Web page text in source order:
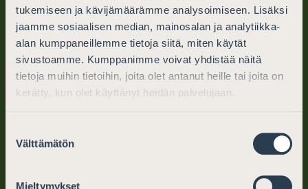
tukemiseen ja kävijämäärämme analysoimiseen. Lisäksi
jaamme sosiaalisen median, mainosalan ja analytiikka-
alan kumppaneillemme tietoja siitä, miten käytät
sivustoamme. Kumppanimme voivat yhdistää näitä
tietoja muihin tietoihin, joita olet antanut heille tai joita on
kerätty, kun olet käyttänyt heidän palvelujaan.
valinta
Välttämätön
Mieltymykset
Finlands Advokater
PB 194 (Mikaelsgatan 25)
00101 Helsingfors